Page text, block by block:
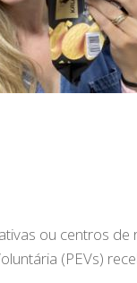
ou centros
(PEVs)